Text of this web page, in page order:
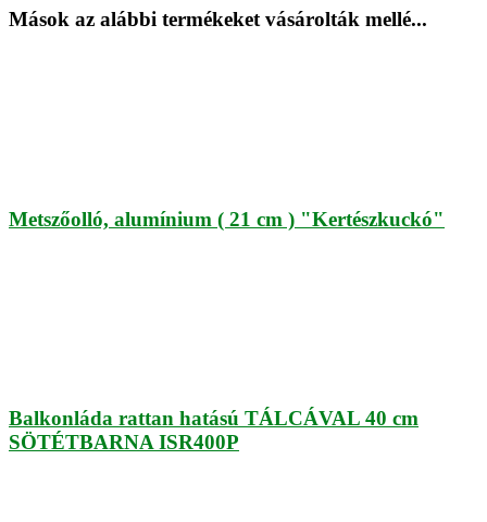
Mások az alábbi termékeket vásárolták mellé...
Metszőolló, alumínium ( 21 cm ) "Kertészkuckó"
Balkonláda rattan hatású TÁLCÁVAL 40 cm
SÖTÉTBARNA ISR400P